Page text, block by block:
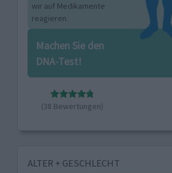
wir auf Medikamente
reagieren.
Machen Sie den
DNA-Test!
(38 Bewertungen)
ALTER + GESCHLECHT